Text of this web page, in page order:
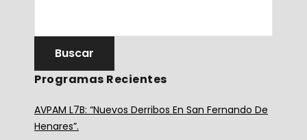
Programas Recientes
AVPAM L7B: “Nuevos Derribos En San Fernando De
Henares”.